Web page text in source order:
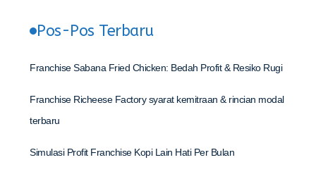
Pos-Pos Terbaru
Franchise Sabana Fried Chicken: Bedah Profit & Resiko Rugi
Franchise Richeese Factory syarat kemitraan & rincian modal
terbaru
Simulasi Profit Franchise Kopi Lain Hati Per Bulan